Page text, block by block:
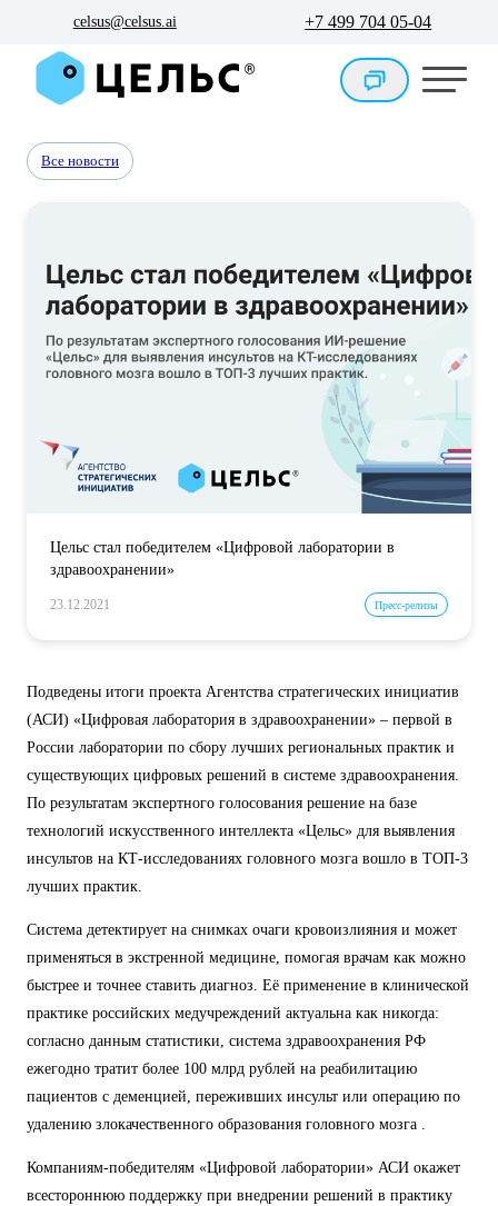
+7 499 704 05-04
celsus@celsus.ai
Все новости
Цельс стал победителем «Цифровой лаборатории в
здравоохранении»
23.12.2021 Пресс-релизы
Подведены итоги проекта Агентства стратегических инициатив
(АСИ) «Цифровая лаборатория в здравоохранении» – первой в
России лаборатории по сбору лучших региональных практик и
существующих цифровых решений в системе здравоохранения.
По результатам экспертного голосования решение на базе
технологий искусственного интеллекта «Цельс» для выявления
инсультов на КТ-исследованиях головного мозга вошло в ТОП-3
лучших практик.
Система детектирует на снимках очаги кровоизлияния и может
применяться в экстренной медицине, помогая врачам как можно
быстрее и точнее ставить диагноз. Её применение в клинической
практике российских медучреждений актуальна как никогда:
согласно данным статистики, система здравоохранения РФ
ежегодно тратит более 100 млрд рублей на реабилитацию
пациентов с деменцией, переживших инсульт или операцию по
удалению злокачественного образования головного мозга .
Компаниям-победителям «Цифровой лаборатории» АСИ окажет
всестороннюю поддержку при внедрении решений в практику